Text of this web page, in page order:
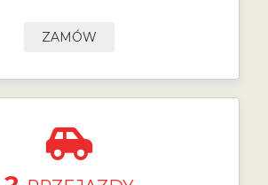
ZAMÓW